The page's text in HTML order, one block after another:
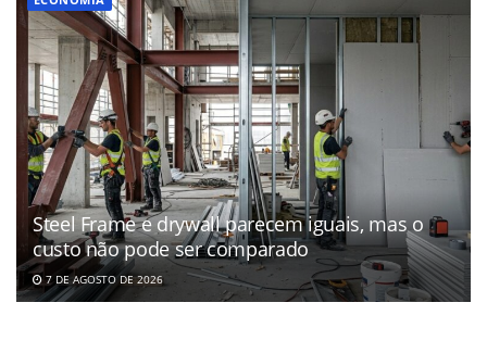
Steel Frame e drywall parecem iguais, mas o
custo não pode ser comparado
7 DE AGOSTO DE 2026